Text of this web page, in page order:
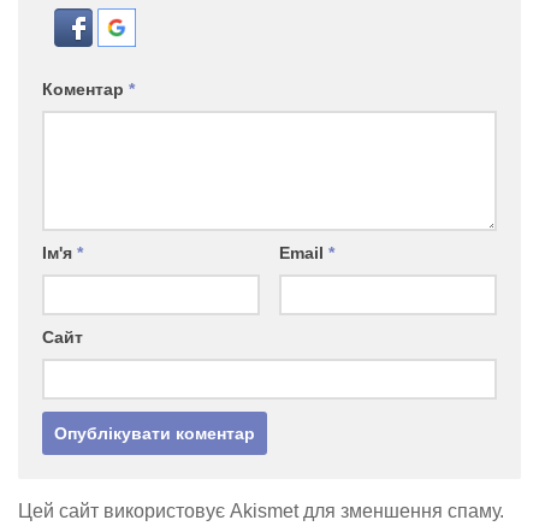
Коментар *
Ім'я * Email *
Сайт
Цей сайт використовує Akismet для зменшення спаму.